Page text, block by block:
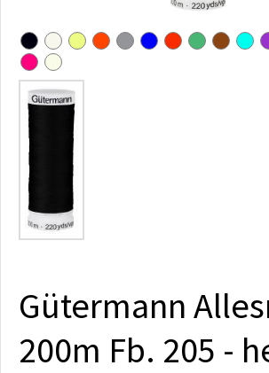
Gütermann
200m Fb. 205 -